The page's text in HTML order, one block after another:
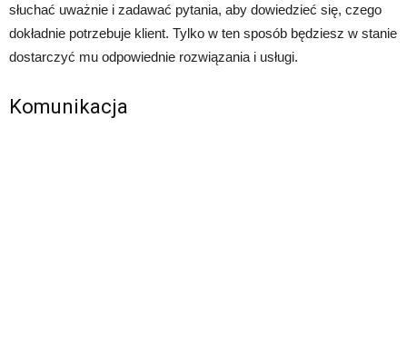
słuchać uważnie i zadawać pytania, aby dowiedzieć się, czego
dokładnie potrzebuje klient. Tylko w ten sposób będziesz w stanie
dostarczyć mu odpowiednie rozwiązania i usługi.
Komunikacja